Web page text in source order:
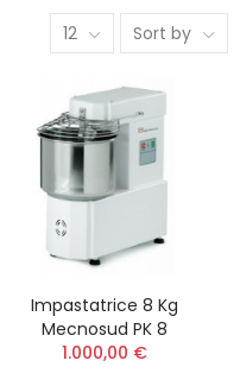
12 Sort by
Impastatrice 8 Kg
Mecnosud PK 8
1.000,00 €